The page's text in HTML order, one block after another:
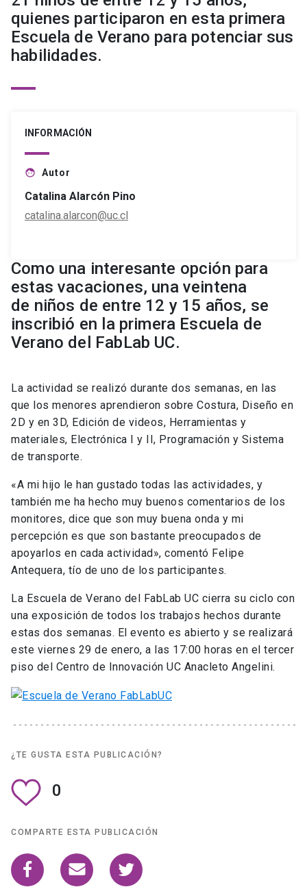
quienes participaron en esta primera
Escuela de Verano para potenciar sus
habilidades.
INFORMACIÓN
face Autor
Catalina Alarcón Pino
catalina.alarcon@uc.cl
Como una interesante opción para
estas vacaciones, una veintena
de niños de entre 12 y 15 años, se
inscribió en la primera Escuela de
Verano del FabLab UC.
La actividad se realizó durante dos semanas, en las
que los menores aprendieron sobre Costura, Diseño en
2D y en 3D, Edición de videos, Herramientas y
materiales, Electrónica I y II, Programación y Sistema
de transporte.
«A mi hijo le han gustado todas las actividades, y
también me ha hecho muy buenos comentarios de los
monitores, dice que son muy buena onda y mi
percepción es que son bastante preocupados de
apoyarlos en cada actividad», comentó Felipe
Antequera, tío de uno de los participantes.
La Escuela de Verano del FabLab UC cierra su ciclo con
una exposición de todos los trabajos hechos durante
estas dos semanas. El evento es abierto y se realizará
este viernes 29 de enero, a las 17:00 horas en el tercer
piso del Centro de Innovación UC Anacleto Angelini.
¿TE GUSTA ESTA PUBLICACIÓN?
0
COMPARTE ESTA PUBLICACIÓN